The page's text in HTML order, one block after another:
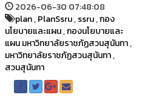
2026-06-30 07:48:08
plan,PlanSsru,ssru,กอง
นโยบายและแผน,กองนโยบายและ
แผน มหาวิทยาลัยราชภัฏสวนสุนันทา,
มหาวิทยาลัยราชภัฏสวนสุนันทา,
สวนสุนันทา